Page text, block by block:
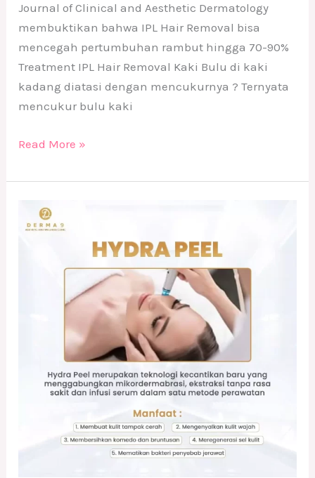
Journal of Clinical and Aesthetic Dermatology
membuktikan bahwa IPL Hair Removal bisa
mencegah pertumbuhan rambut hingga 70-90%
Treatment IPL Hair Removal Kaki Bulu di kaki
kadang diatasi dengan mencukurnya ? Ternyata
mencukur bulu kaki
Read More »
Treatment
Hydra
DERMA9
Kecantikan